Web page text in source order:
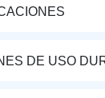
DE USO